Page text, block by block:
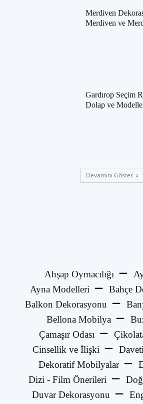
Merdiven
Merdiven ve
Gardırop Seçim
Dolap ve
Devamını Göster
Ahşap Oymacılığı
Ayna Modelleri
Bahçe
Balkon Dekorasyonu
Bellona Mobilya
Çamaşır Odası
Cinsellik ve İlişki
Dekoratif Mobilyalar
Dizi - Film Önerileri
Duvar Dekorasyonu